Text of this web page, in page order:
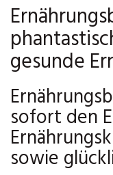
gesunde
sofort den
sowie